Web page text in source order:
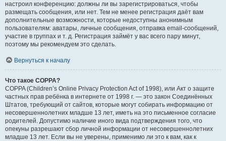
настроил конференцию: должны ли вы зарегистрироваться, чтобы
размещать сообщения, или нет. Тем не менее регистрация даёт вам
дополнительные возможности, которые недоступны анонимным
пользователям: аватары, личные сообщения, отправка email-сообщений,
участие в группах и т. д. Регистрация займёт у вас всего пару минут,
поэтому мы рекомендуем это сделать.
Вернуться к началу
Что такое COPPA?
COPPA (Children’s Online Privacy Protection Act of 1998), или Акт о защите
частных прав ребёнка в интернете от 1998 г. — это закон Соединённых
Штатов, требующий от сайтов, которые могут собирать информацию от
несовершеннолетних младше 13 лет, иметь на это письменное согласие
родителей. Допустимо наличие иного вида подтверждения того, что
опекуны разрешают сбор личной информации от несовершеннолетних
младше 13 лет. Если вы не уверены, применимо ли это к вам, как к